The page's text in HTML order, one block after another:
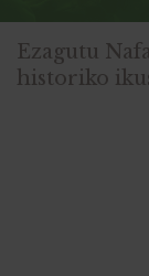
Ezagutu
historiko